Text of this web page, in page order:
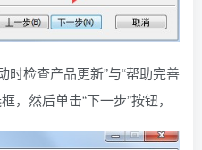
时检查产品更新”与“帮助完善
，然后单击“下一步”按钮，